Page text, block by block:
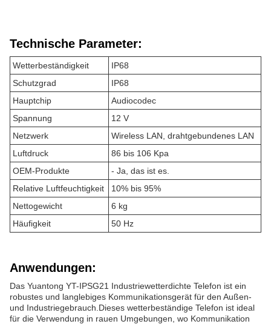
Technische Parameter:
Wetterbeständigkeit
IP68
Schutzgrad
IP68
Hauptchip
Audiocodec
Spannung
12 V
Netzwerk
Wireless LAN, drahtgebundenes LAN
Luftdruck
86 bis 106 Kpa
OEM-Produkte
- Ja, das ist es.
Relative Luftfeuchtigkeit
10% bis 95%
Nettogewicht
6 kg
Häufigkeit
50 Hz
Anwendungen:
Das Yuantong YT-IPSG21 Industriewetterdichte Telefon ist ein
robustes und langlebiges Kommunikationsgerät für den Außen-
und Industriegebrauch.Dieses wetterbeständige Telefon ist ideal
für die Verwendung in rauen Umgebungen, wo Kommunikation